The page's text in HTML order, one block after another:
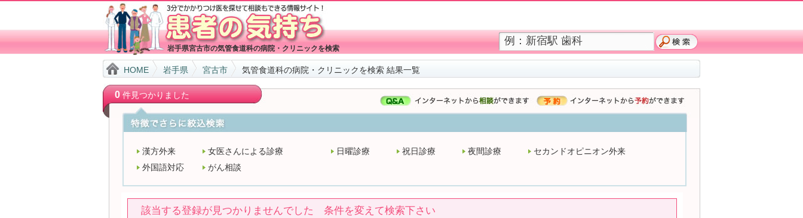
岩手県宮古市の気管食道科の病院・クリニックを検索
HOME 岩手県 宮古市 気管食道科の病院・クリニックを検索 結果一覧
0件見つかりました
漢方外来 女医さんによる診療 日曜診療 祝日診療 夜間診療
セカンドオピニオン外来
外国語対応
がん相談
該当する登録が見つかりませんでした 条件を変えて検索下さい